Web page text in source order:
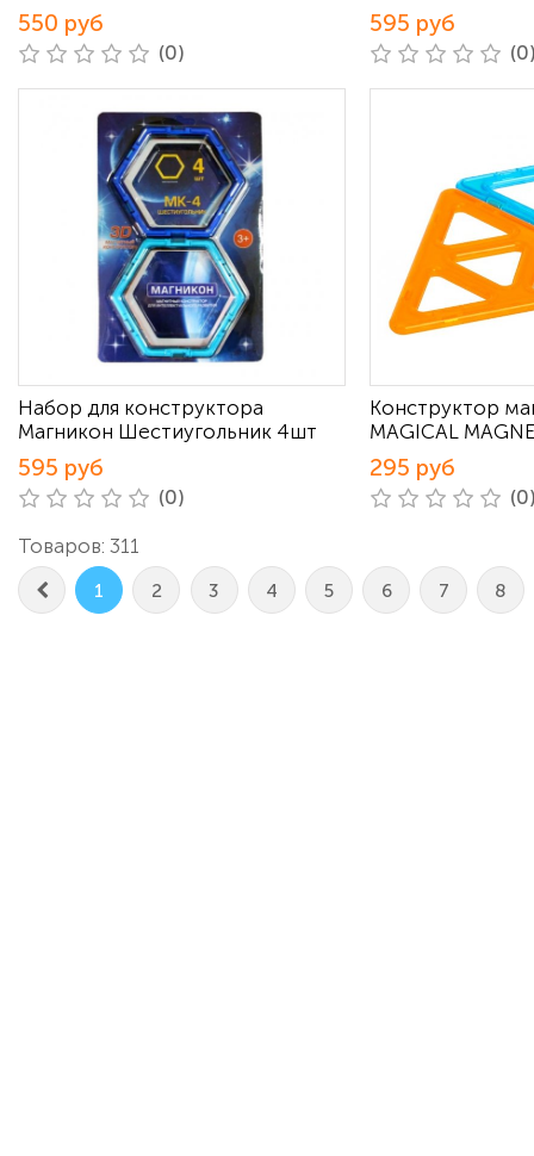
550 руб
(0)
595 руб
Набор для конструктора
Магникон Шестиугольник 4шт
595 руб
(0)
Конструктор
MAGICAL
295 руб
Товаров: 311
1 2 3 4 5 6 7 8